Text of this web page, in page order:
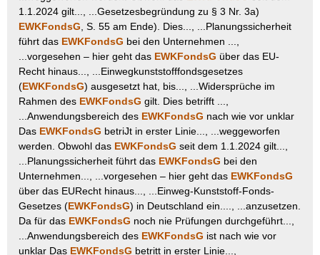
1.1.2024 gilt..., ...Gesetzesbegründung zu § 3 Nr. 3a)
EWKFondsG , S. 55 am Ende). Dies..., ...Planungssicherheit
führt das EWKFondsG bei den Unternehmen ...,
...vorgesehen – hier geht das EWKFondsG über das EU-
Recht hinaus..., ...Einwegkunststofffondsgesetzes
(EWKFondsG) ausgesetzt hat, bis..., ...Widersprüche im
Rahmen des EWKFondsG gilt. Dies betrifft ...,
...Anwendungsbereich des EWKFondsG nach wie vor unklar
Das EWKFondsG betriJt in erster Linie..., ...weggeworfen
werden. Obwohl das EWKFondsG seit dem 1.1.2024 gilt...,
...Planungssicherheit führt das EWKFondsG bei den
Unternehmen..., ...vorgesehen – hier geht das EWKFondsG
über das EURecht hinaus..., ...Einweg-Kunststoff-Fonds-
Gesetzes (EWKFondsG) in Deutschland ein...., ...anzusetzen.
Da für das EWKFondsG noch nie Prüfungen durchgeführt...,
...Anwendungsbereich des EWKFondsG ist nach wie vor
unklar Das EWKFondsG betritt in erster Linie...,